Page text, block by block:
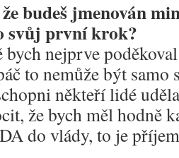
budeš jmenován
svůj první krok?
bych nejprve
to nemůže být samo
někteří lidé
že bych měl hodně
do vlády, to je